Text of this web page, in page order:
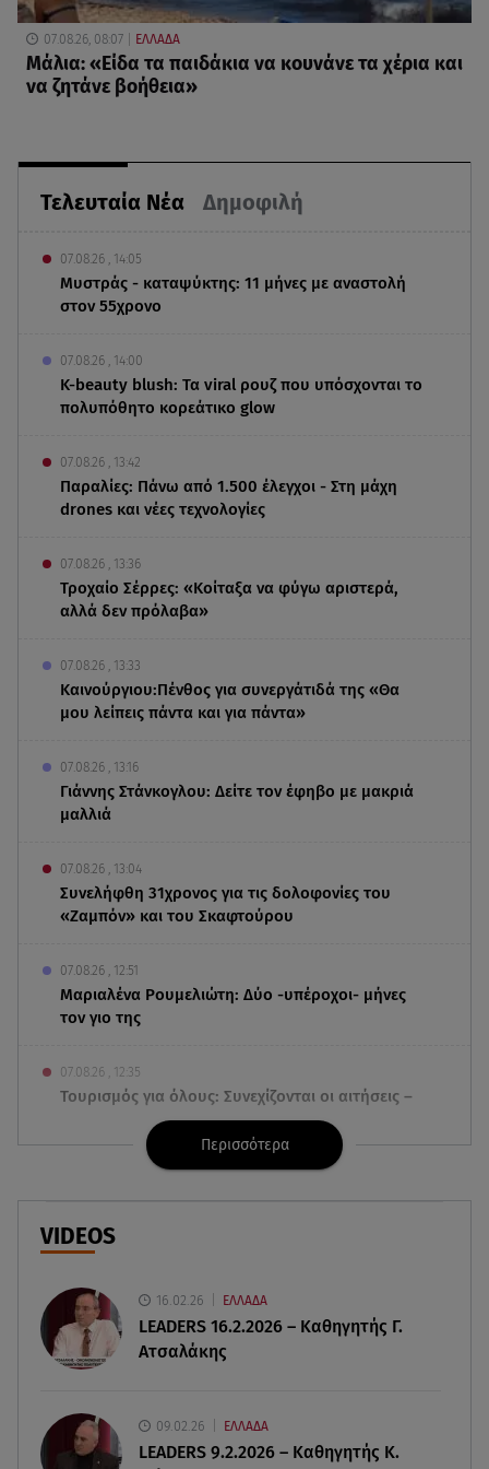
Τελευταία Νέα Δημοφιλή
07.08.26 , 14:05
Μυστράς - καταψύκτης: 11 μήνες με αναστολή
στον 55χρονο
07.08.26 , 14:00
K-beauty blush: Τα viral ρουζ που υπόσχονται το
πολυπόθητο κορεάτικο glow
07.08.26 , 13:42
Παραλίες: Πάνω από 1.500 έλεγχοι - Στη μάχη
drones και νέες τεχνολογίες
07.08.26 , 13:36
Τροχαίο Σέρρες: «Κοίταξα να φύγω αριστερά,
αλλά δεν πρόλαβα»
07.08.26 , 13:33
Καινούργιου:Πένθος για συνεργάτιδά της «Θα
μου λείπεις πάντα και για πάντα»
07.08.26 , 13:16
Γιάννης Στάνκογλου: Δείτε τον έφηβο με μακριά
μαλλιά
07.08.26 , 13:04
Συνελήφθη 31χρονος για τις δολοφονίες του
«Ζαμπόν» και του Σκαφτούρου
07.08.26 , 12:51
Μαριαλένα Ρουμελιώτη: Δύο -υπέροχοι- μήνες
τον γιο της
07.08.26 , 12:35
Τουρισμός για όλους: Συνεχίζονται οι αιτήσεις –
Ποιοι κάνουν σήμερα
Marfin: Προθεσμία για να απολογηθεί πήρε η
4 (πολύ σημαντικά) πράγματα που
αποκαλύπτουν οι διακοπές για τη σχέση σου
μνημόσυνο
Περισσότερα
VIDEOS
16.02.26 ΕΛΛΑΔΑ
LEADERS 16.2.2026 – Καθηγητής Γ.
Ατσαλάκης
09.02.26 ΕΛΛΑΔΑ
LEADERS 9.2.2026 – Καθηγητής Κ.
07.08.26, 08:07 ΕΛΛΑΔΑ
Μάλια: «Είδα τα παιδάκια να κουνάνε τα χέρια και
να ζητάνε βοήθεια»